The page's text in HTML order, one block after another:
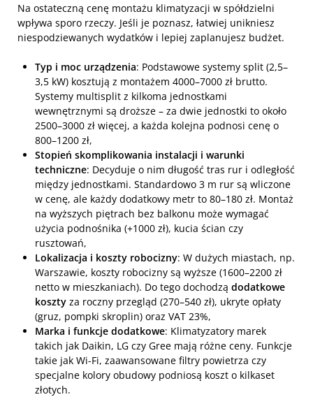
Na ostateczną cenę montażu klimatyzacji w spółdzielni
wpływa sporo rzeczy. Jeśli je poznasz, łatwiej unikniesz
niespodziewanych wydatków i lepiej zaplanujesz budżet.
Typ i moc urządzenia: Podstawowe systemy split (2,5–
3,5 kW) kosztują z montażem 4000–7000 zł brutto.
Systemy multisplit z kilkoma jednostkami
wewnętrznymi są droższe – za dwie jednostki to około
2500–3000 zł więcej, a każda kolejna podnosi cenę o
800–1200 zł,
Stopień skomplikowania instalacji i warunki
techniczne: Decyduje o nim długość tras rur i odległość
między jednostkami. Standardowo 3 m rur są wliczone
w cenę, ale każdy dodatkowy metr to 80–180 zł. Montaż
na wyższych piętrach bez balkonu może wymagać
użycia podnośnika (+1000 zł), kucia ścian czy
rusztowań,
Lokalizacja i koszty robocizny: W dużych miastach, np.
Warszawie, koszty robocizny są wyższe (1600–2200 zł
netto w mieszkaniach). Do tego dochodzą dodatkowe
koszty za roczny przegląd (270–540 zł), ukryte opłaty
(gruz, pompki skroplin) oraz VAT 23%,
Marka i funkcje dodatkowe: Klimatyzatory marek
takich jak Daikin, LG czy Gree mają różne ceny. Funkcje
takie jak Wi-Fi, zaawansowane filtry powietrza czy
specjalne kolory obudowy podniosą koszt o kilkaset
złotych.